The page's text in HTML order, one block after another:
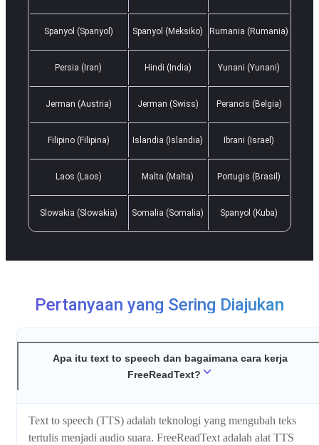
Spanyol (Spanyol) Spanyol (Meksiko) Rumania (Rumania)
Persia (Iran) Hindi (India) Yunani (Yunani)
Jerman (Austria) Jerman (Swiss) Perancis (Belgia)
Filipino (Filipina) Islandia (Islandia) Ibrani (Israel)
Laos (Laos) Malta (Malta) Portugis (Brasil)
Slowakia (Slowakia) Somalia (Somalia) Spanyol (Kuba)
Pertanyaan yang Sering Diajukan
Apa itu text to speech dan bagaimana cara kerja
FreeReadText?
Text to speech (TTS) adalah teknologi yang mengubah teks
tertulis menjadi audio suara. FreeReadText adalah alat TTS